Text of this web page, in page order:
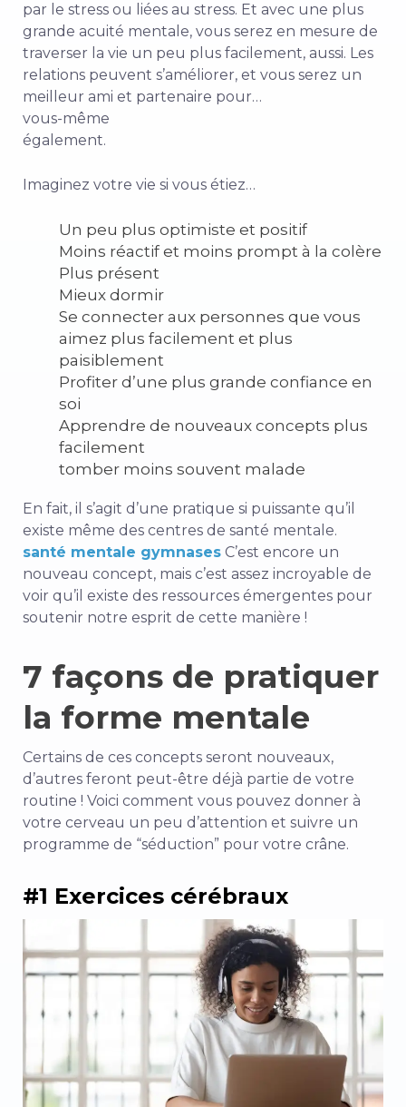
par le stress ou liées au stress. Et avec une plus
grande acuité mentale, vous serez en mesure de
traverser la vie un peu plus facilement, aussi. Les
relations peuvent s’améliorer, et vous serez un
meilleur ami et partenaire pour…
vous-même
également.
Imaginez votre vie si vous étiez…
Un peu plus optimiste et positif
Moins réactif et moins prompt à la colère
Plus présent
Mieux dormir
Se connecter aux personnes que vous
aimez plus facilement et plus
paisiblement
Profiter d’une plus grande confiance en
soi
Apprendre de nouveaux concepts plus
facilement
tomber moins souvent malade
En fait, il s’agit d’une pratique si puissante qu’il
existe même des centres de santé mentale.
santé mentale gymnases C’est encore un
nouveau concept, mais c’est assez incroyable de
voir qu’il existe des ressources émergentes pour
soutenir notre esprit de cette manière !
7 façons de pratiquer
la forme mentale
Certains de ces concepts seront nouveaux,
d’autres feront peut-être déjà partie de votre
routine ! Voici comment vous pouvez donner à
votre cerveau un peu d’attention et suivre un
programme de “séduction” pour votre crâne.
#1 Exercices cérébraux